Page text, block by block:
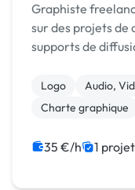
Graphiste
sur des projets de
supports de
identités
des ...
Logo Audio,
Charte graphique
35 €/h 1